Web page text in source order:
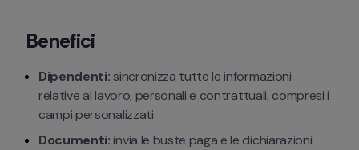
Benefici
Dipendenti: sincronizza tutte le informazioni
relative al lavoro, personali e contrattuali, compresi i
campi personalizzati.
Documenti: invia le buste paga e le dichiarazioni